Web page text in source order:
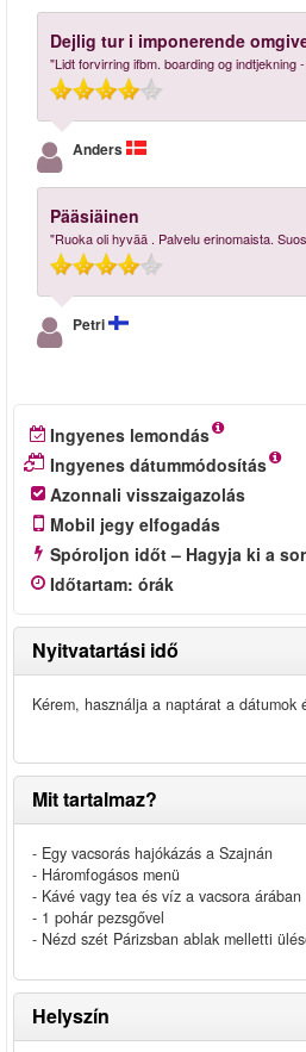
Dejlig tur i imponerende
"Lidt forvirring ifbm. boarding og
Anders
Pääsiäinen
"Ruoka oli hyvää . Palvelu erinomaista.
Petri
Ingyenes lemondás
Ingyenes dátummódosítás
Azonnali visszaigazolás
Mobil jegy elfogadás
Spóroljon időt – Hagyja ki a
Időtartam: órák
Nyitvatartási idő
Kérem, használja a naptárat a dátumok
Mit tartalmaz?
- Egy vacsorás hajókázás a Szajnán
- Háromfogásos menü
- Kávé vagy tea és víz a vacsora árában
- 1 pohár pezsgővel
- Nézd szét Párizsban ablak melletti
Helyszín